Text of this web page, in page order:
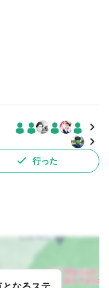
行った